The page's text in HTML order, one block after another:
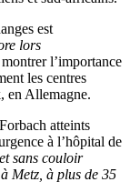
est
lors
l’importance
les centres
en Allemagne.
atteints
à l’hôpital de
sans couloir
Metz, à plus de 35